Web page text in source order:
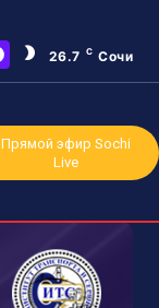
26.7 C Сочи
Прямой эфир Sochi
Live